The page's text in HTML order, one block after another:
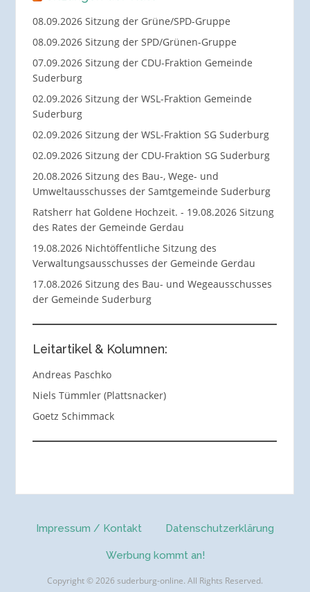
08.09.2026 Sitzung der Grüne/SPD-Gruppe
08.09.2026 Sitzung der SPD/Grünen-Gruppe
07.09.2026 Sitzung der CDU-Fraktion Gemeinde
Suderburg
02.09.2026 Sitzung der WSL-Fraktion Gemeinde
Suderburg
02.09.2026 Sitzung der WSL-Fraktion SG Suderburg
02.09.2026 Sitzung der CDU-Fraktion SG Suderburg
20.08.2026 Sitzung des Bau-, Wege- und
Umweltausschusses der Samtgemeinde Suderburg
Ratsherr hat Goldene Hochzeit. - 19.08.2026 Sitzung
des Rates der Gemeinde Gerdau
19.08.2026 Nichtöffentliche Sitzung des
Verwaltungsausschusses der Gemeinde Gerdau
17.08.2026 Sitzung des Bau- und Wegeausschusses
der Gemeinde Suderburg
Leitartikel & Kolumnen:
Andreas Paschko
Niels Tümmler (Plattsnacker)
Goetz Schimmack
Impressum / Kontakt Datenschutzerklärung
Werbung kommt an!
Copyright © 2026 suderburg-online. All Rights Reserved.